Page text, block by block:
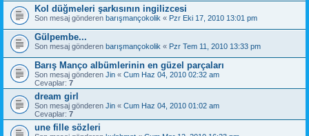
Kol düğmeleri şarkısının ingilizcesi
Son mesaj gönderen barışmançokolik « Pzr Eki 17, 2010 13:01 pm
Gülpembe...
Son mesaj gönderen barışmançokolik « Pzr Tem 11, 2010 13:33 pm
Barış Manço albümlerinin en güzel parçaları
Son mesaj gönderen Jin « Cum Haz 04, 2010 02:32 am
Cevaplar: 7
dream girl
Son mesaj gönderen Jin « Cum Haz 04, 2010 01:02 am
Cevaplar: 7
une fille sözleri